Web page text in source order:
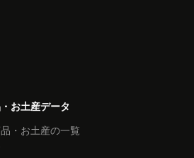
お土産データ
・お土産の一覧